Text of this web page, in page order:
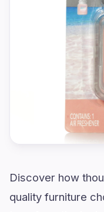
Discover how
quality furniture